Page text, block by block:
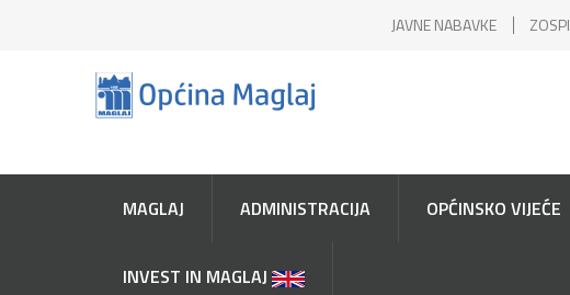
JAVNE NABAVKE ZOSPI
MAGLAJ ADMINISTRACIJA OPĆINSKO VIJEĆE
INVEST IN MAGLAJ